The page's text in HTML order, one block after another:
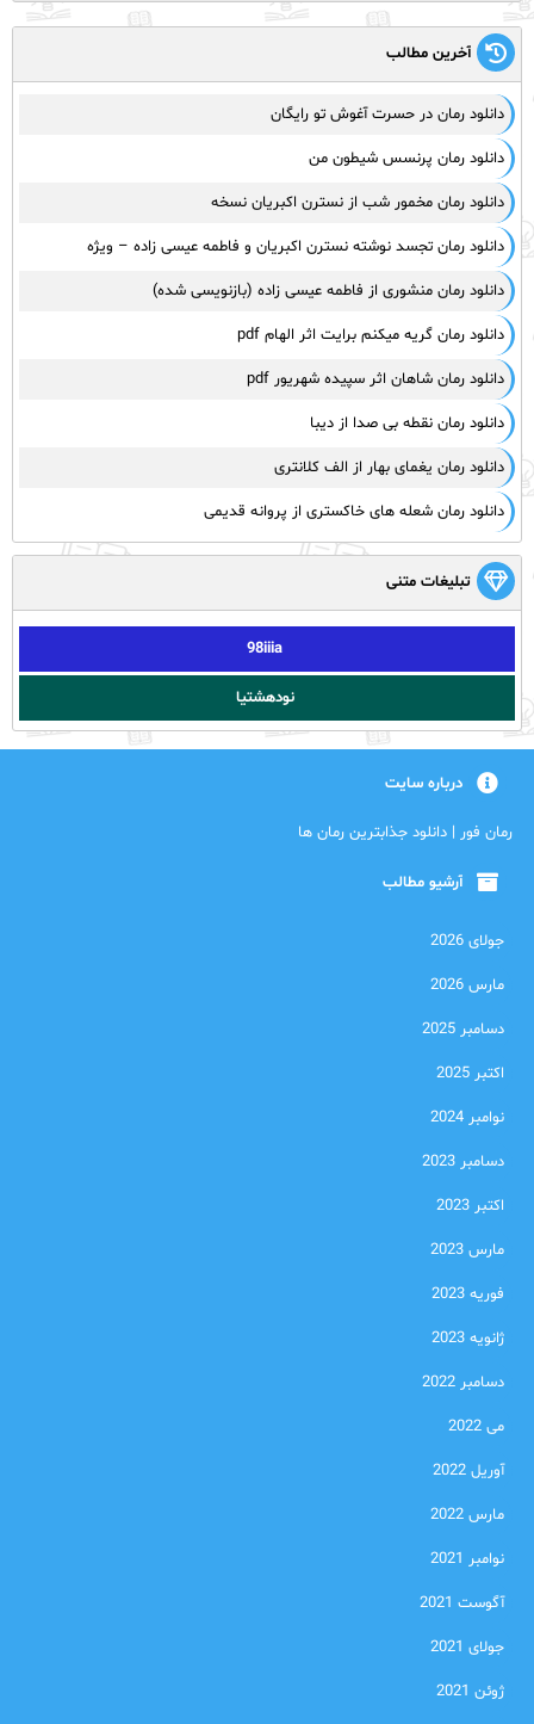
آخرین مطالب
دانلود رمان در حسرت آغوش تو رایگان
دانلود رمان پرنسس شیطون من
دانلود رمان مخمور شب از نسترن اکبریان نسخه
دانلود رمان تجسد نوشته نسترن اکبریان و فاطمه عیسی زاده – ویژه
دانلود رمان منشوری از فاطمه عیسی زاده (بازنویسی شده)
دانلود رمان گریه میکنم برایت اثر الهام pdf
دانلود رمان شاهان اثر سپیده شهریور pdf
دانلود رمان نقطه بی صدا از دیبا
دانلود رمان یغمای بهار از الف کلانتری
دانلود رمان شعله های خاکستری از پروانه قدیمی
تبلیغات متنی
98iiia
نودهشتیا
درباره سایت
رمان فور | دانلود جذابترین رمان ها
آرشیو مطالب
جولای 2026
مارس 2026
دسامبر 2025
اکتبر 2025
نوامبر 2024
دسامبر 2023
اکتبر 2023
مارس 2023
فوریه 2023
ژانویه 2023
دسامبر 2022
می 2022
آوریل 2022
مارس 2022
نوامبر 2021
آگوست 2021
جولای 2021
ژوئن 2021